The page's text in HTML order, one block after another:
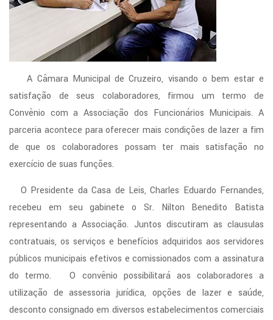
A Câmara Municipal de Cruzeiro, visando o bem estar e
satisfação de seus colaboradores, firmou um termo de
Convênio com a Associação dos Funcionários Municipais. A
parceria acontece para oferecer mais condições de lazer a fim
de que os colaboradores possam ter mais satisfação no
exercício de suas funções.
O Presidente da Casa de Leis, Charles Eduardo Fernandes,
recebeu em seu gabinete o Sr. Nilton Benedito Batista
representando a Associação. Juntos discutiram as clausulas
contratuais, os serviços e benefícios adquiridos aos servidores
públicos municipais efetivos e comissionados com a assinatura
do termo. O convênio possibilitará aos colaboradores a
utilização de assessoria jurídica, opções de lazer e saúde,
desconto consignado em diversos estabelecimentos comerciais